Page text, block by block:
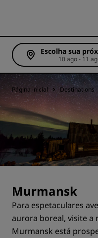
Escolha sua
Página inicial Destinations
Murmansk
Para espetaculares
aurora boreal, visite a
Murmansk está